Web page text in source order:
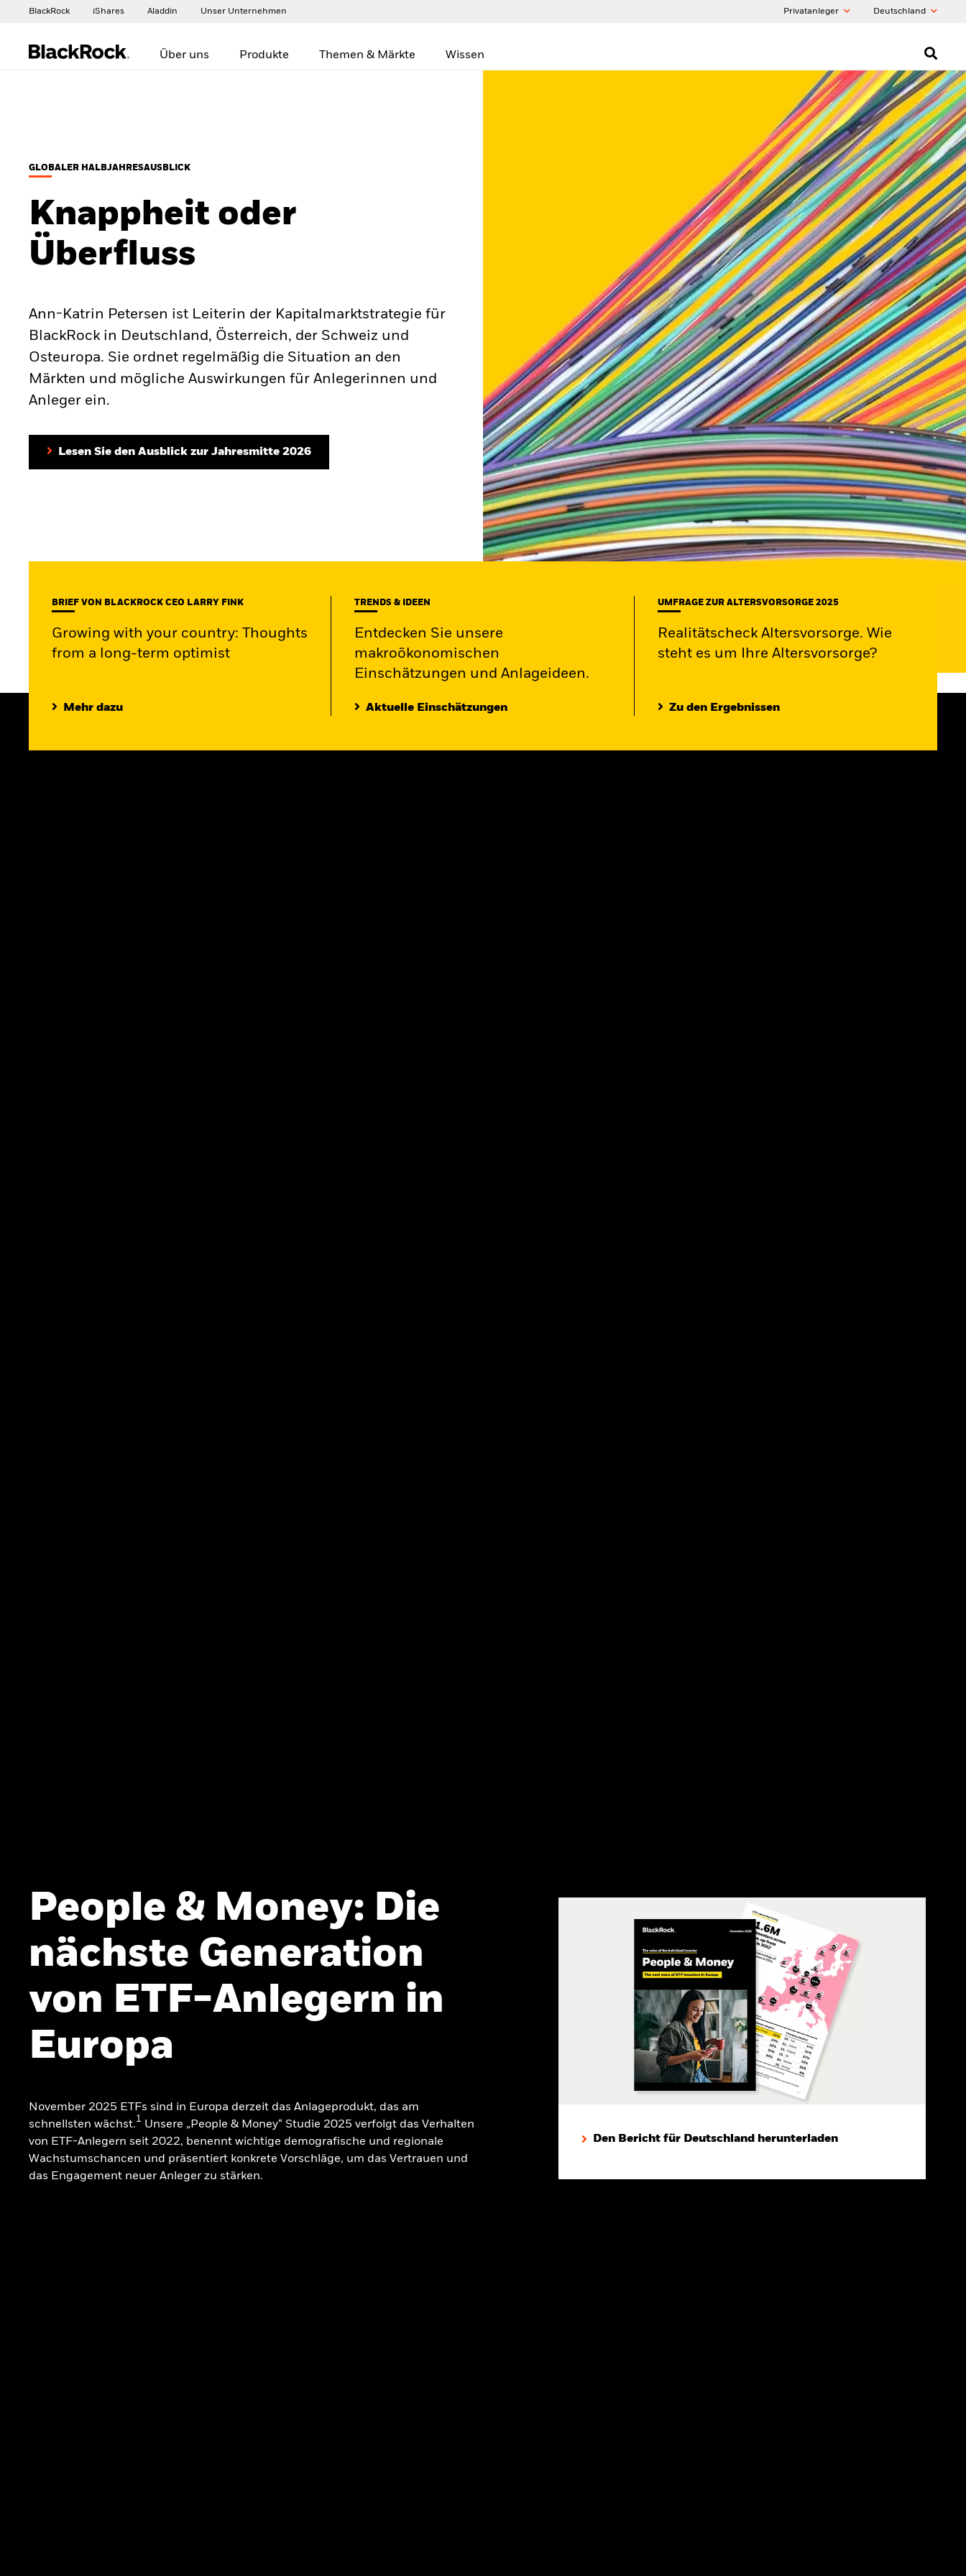
BlackRock iShares Aladdin Unser Unternehmen Privatanleger Deutschland
Über uns Produkte Themen & Märkte Wissen
GLOBALER HALBJAHRESAUSBLICK
Knappheit oder
Überfluss
Ann-Katrin Petersen ist Leiterin der Kapitalmarktstrategie für
BlackRock in Deutschland, Österreich, der Schweiz und
Osteuropa. Sie ordnet regelmäßig die Situation an den
Märkten und mögliche Auswirkungen für Anlegerinnen und
Anleger ein.
Lesen Sie den Ausblick zur Jahresmitte 2026
BRIEF VON BLACKROCK CEO LARRY FINK
Growing with your country: Thoughts
from a long-term optimist
Mehr dazu
TRENDS & IDEEN
Entdecken Sie unsere
makroökonomischen
Einschätzungen und Anlageideen.
Aktuelle Einschätzungen
UMFRAGE ZUR ALTERSVORSORGE 2025
Realitätscheck Altersvorsorge. Wie
steht es um Ihre Altersvorsorge?
Zu den Ergebnissen
People & Money: Die
nächste Generation
von ETF-Anlegern in
Europa
November 2025 ETFs sind in Europa derzeit das Anlageprodukt, das am
schnellsten wächst.1 Unsere „People & Money“ Studie 2025 verfolgt das Verhalten
von ETF-Anlegern seit 2022, benennt wichtige demografische und regionale
Wachstumschancen und präsentiert konkrete Vorschläge, um das Vertrauen und
das Engagement neuer Anleger zu stärken.
Den Bericht für Deutschland herunterladen